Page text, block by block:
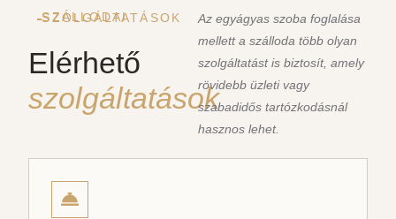
SZÁLLODAI SZOLGÁLTATÁSOK
Elérhető
szolgáltatások
Az egyágyas szoba foglalása
mellett a szálloda több olyan
szolgáltatást is biztosít, amely
rövidebb üzleti vagy
szabadidős tartózkodásnál
hasznos lehet.